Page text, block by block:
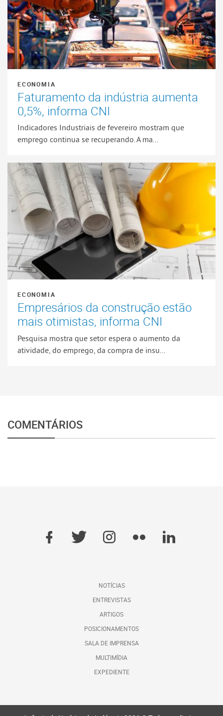
ECONOMIA
Faturamento da indústria aumenta
0,5%, informa CNI
Indicadores Industriais de fevereiro mostram que
emprego continua se recuperando. A ma...
ECONOMIA
Empresários da construção estão
mais otimistas, informa CNI
Pesquisa mostra que setor espera o aumento da
atividade, do emprego, da compra de insu...
COMENTÁRIOS
NOTÍCIAS
ENTREVISTAS
ARTIGOS
POSICIONAMENTOS
SALA DE IMPRENSA
MULTIMÍDIA
EXPEDIENTE